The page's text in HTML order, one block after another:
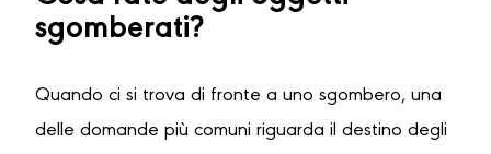
sgomberati?
Quando ci si trova di fronte a uno sgombero, una
delle domande più comuni riguarda il destino degli